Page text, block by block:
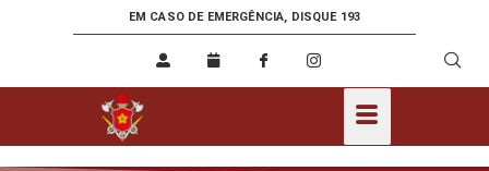
EM CASO DE EMERGÊNCIA, DISQUE 193